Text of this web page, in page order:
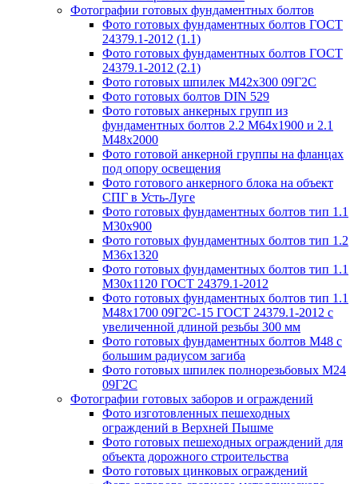
Фотографии готовых фундаментных болтов
Фото готовых фундаментных болтов ГОСТ
24379.1-2012 (1.1)
Фото готовых фундаментных болтов ГОСТ
24379.1-2012 (2.1)
Фото готовых шпилек М42х300 09Г2С
Фото готовых болтов DIN 529
Фото готовых анкерных групп из
фундаментных болтов 2.2 М64х1900 и 2.1
М48х2000
Фото готовой анкерной группы на фланцах
под опору освещения
Фото готового анкерного блока на объект
СПГ в Усть-Луге
Фото готовых фундаментных болтов тип 1.1
М30х900
Фото готовых фундаментных болтов тип 1.2
М36х1320
Фото готовых фундаментных болтов тип 1.1
М30х1120 ГОСТ 24379.1-2012
Фото готовых фундаментных болтов тип 1.1
М48х1700 09Г2С-15 ГОСТ 24379.1-2012 с
увеличенной длиной резьбы 300 мм
Фото готовых фундаментных болтов М48 с
большим радиусом загиба
Фото готовых шпилек полнорезьбовых М24
09Г2С
Фотографии готовых заборов и ограждений
Фото изготовленных пешеходных
ограждений в Верхней Пышме
Фото готовых пешеходных ограждений для
объекта дорожного строительства
Фото готовых цинковых ограждений